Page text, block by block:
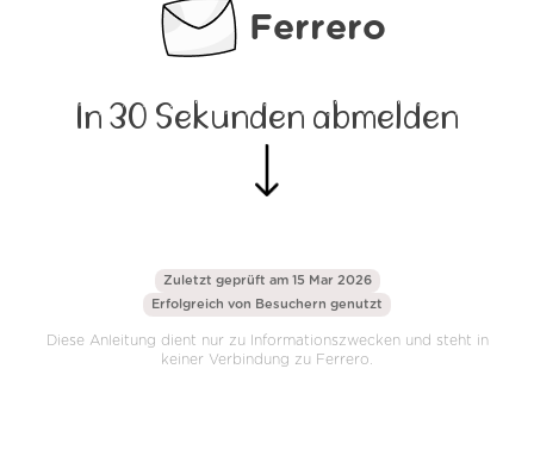
Ferrero
In 30 Sekunden abmelden
Zuletzt geprüft am 15 Mar 2026
Erfolgreich von Besuchern genutzt
Diese Anleitung dient nur zu Informationszwecken und steht in
keiner Verbindung zu Ferrero.